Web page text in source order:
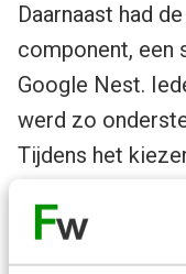
Daarnaast had
component, een
Google Nest.
werd zo
Tijdens het
uitkomsten, en
stappen in tekst,